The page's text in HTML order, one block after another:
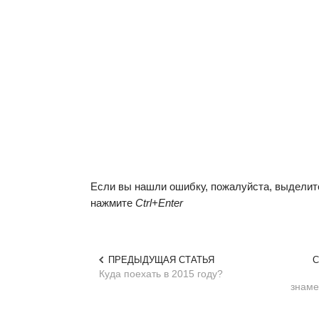
Если вы нашли ошибку, пожалуйста,
нажмите Ctrl+Enter
ПРЕДЫДУЩАЯ СТАТЬЯ
Куда поехать в 2015 году?